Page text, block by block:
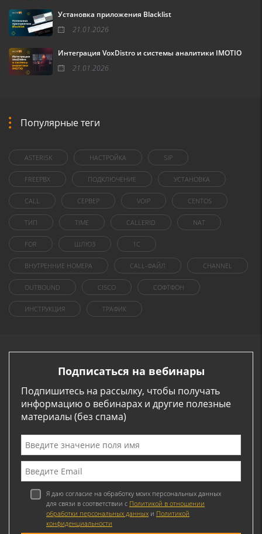
Установка приложения Blacklist
21.01.2026
Интеграция VoxDistro и системы аналитики IMOTIO
21.01.2026
Популярные теги
ASTERISK НАСТРОЙКА SIP
FREEPBX ПОДКЛЮЧЕНИЕ УСТАНОВКА
CALL СЕРВЕР VOIP CENTOS
ТИП TIME CALLERID NAT
FOR ШЛЮЗ 1C
ВНУТРЕННИЕ НОМЕРА CALL-ФАЙЛ CHANNEL
OUTBOUND CISCO СОФТФОН
ИНСТРУКЦИЯ ТРАФИК
Подписаться на вебинары
Подпишитесь на рассылку, чтобы получать
информацию о вебинарах и другие полезные
материалы (без спама)
Я даю согласие на обработку моих персональных данных
для связи в соответствии с Политикой в отношении
обработки персональных данных и Политикой
конфиденциальности